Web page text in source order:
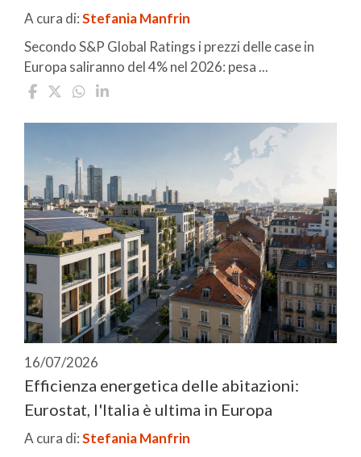
A cura di:Stefania Manfrin
Secondo S&P Global Ratings i prezzi delle case in
Europa saliranno del 4% nel 2026: pesa ...
16/07/2026
Efficienza energetica delle abitazioni:
Eurostat, l'Italia è ultima in Europa
A cura di:Stefania Manfrin